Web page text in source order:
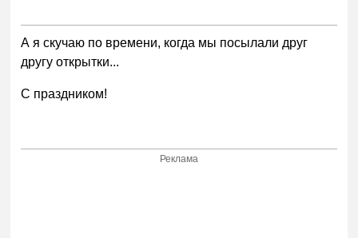
А я скучаю по времени, когда мы посылали друг
другу открытки...
С праздником!
Реклама